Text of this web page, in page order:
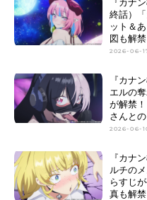
『カナ
終話）
ット＆
図も解禁
2026-06-
『カナ
エルの
が解禁
さんと
2026-06-
『カナ
ルチの
らすじ
真も解禁